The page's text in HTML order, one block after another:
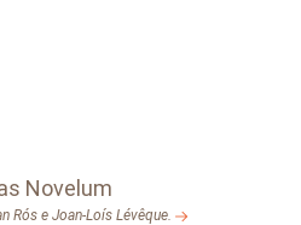
Novelum
Rós e Joan-Loís Lévêque.